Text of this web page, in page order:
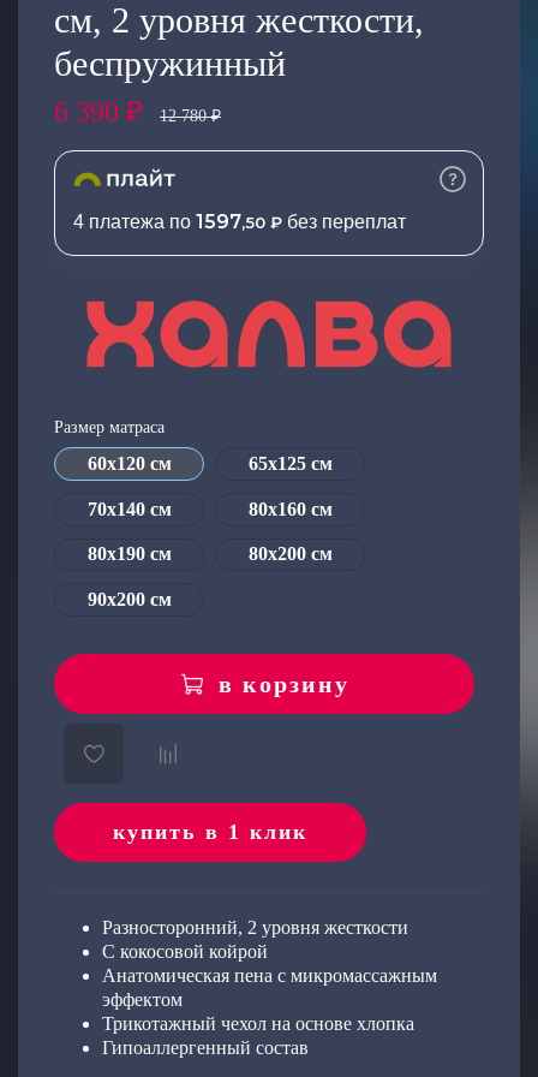
см, 2 уровня жесткости,
беспружинный
6 390 ₽ 12 780 ₽
Размер матраса
60х120 см 65х125 см
70х140 см 80х160 см
80х190 см 80x200 см
90x200 см
в корзину
купить в 1 клик
4 платежа по 1597,50 ₽ без переплат
Разносторонний, 2 уровня жесткости
С кокосовой койрой
Анатомическая пена с микромассажным
эффектом
Трикотажный чехол на основе хлопка
Гипоаллергенный состав
Добавляйте товары
в корзину
Оплачивайте сегодня только
25% картой любого банка
Получайте товар
Оставшиеся75% будут
по25%каждые 2 недели
об оплате Плайтом
Остались вопросы?
8 800 302-02-51